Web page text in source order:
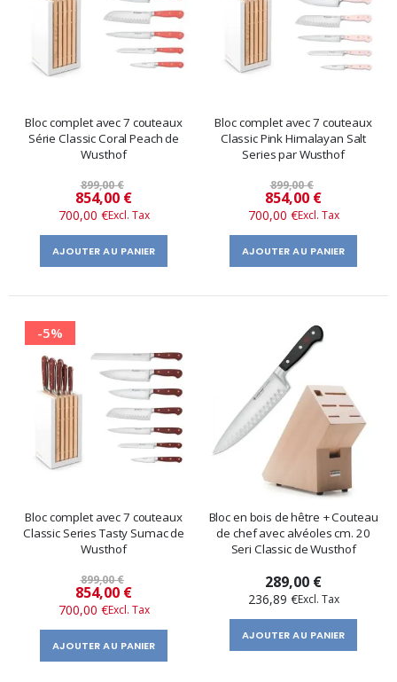
Bloc complet avec 7 couteaux
Série Classic Coral Peach de
Wusthof
899,00 €
Prix
spécial
854,00 €
700,00 €
AJOUTER AU PANIER
Bloc complet avec 7 couteaux
Classic Pink Himalayan Salt
Series par Wusthof
899,00 €
Prix
spécial
854,00 €
700,00 €
AJOUTER AU PANIER
-5%
Bloc complet avec 7 couteaux
Classic Series Tasty Sumac de
Wusthof
899,00 €
Prix
spécial
854,00 €
700,00 €
AJOUTER AU PANIER
Bloc en bois de hêtre + Couteau
de chef avec alvéoles cm. 20
Seri Classic de Wusthof
289,00 €
236,89 €
AJOUTER AU PANIER